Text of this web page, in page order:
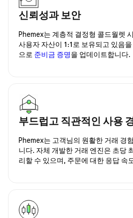
신뢰성과 보안
Phemex는 계층적 결정형 콜드월렛
사용자 자산이 1:1로 보유되고 있음
으로 준비금 증명을 업데이트합니다.
부드럽고 직관적인 사용
Phemex는 고객님의 원활한 거래 경
니다. 자체 개발한 거래 엔진은 초당
리할 수 있으며, 주문에 대한 응답 속